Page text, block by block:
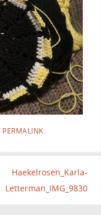
PERMALINK.
Haekelrosen_Karla-
Letterman_IMG_9830